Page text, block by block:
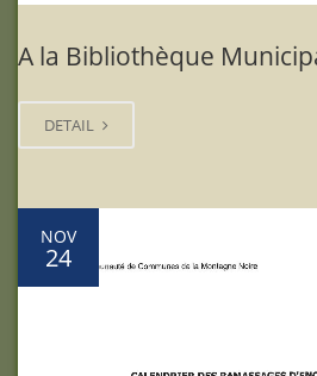
A la Bibliothèque
DETAIL
NOV
24